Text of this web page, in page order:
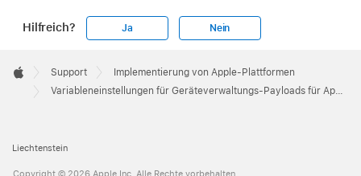
Hilfreich? Ja Nein
Footer

Apple
Support
Implementierung von Apple-Plattformen
Variableneinstellungen für Geräteverwaltungs-Payloads für Apple-Geräte
Liechtenstein
Copyright © 2026 Apple Inc. Alle Rechte vorbehalten.